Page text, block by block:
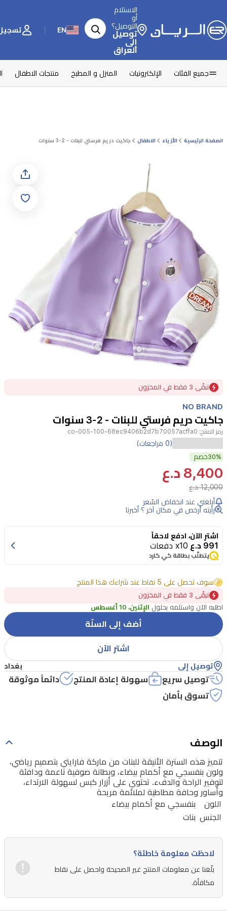
الاستلام
أو
التوصيل؟
توصيل
إلى
العراق
EN تسجيل
جميع الفئات الإلكترونيات المنزل و المطبخ منتجات الاطفال
الصفحة الرئيسية الأزياء الاطفال جاكيت دريم فرستي للبنات - 2-3 سنوات
1
تبقًى 3 فقط في المخزون
NO BRAND
جاكيت دريم فرستي للبنات - 2-3 سنوات
رمز المنتج: co-005-100-68ec9406b2d7b70057acffa0
هذه
السترة
الأنيقة
للبنات
ماركة
فارايتي
رياضي،
ولون
بنفسجي
مع
أكمام
بيضاء،
وبطانة
صوفية
ناعمة
الراحة
والدفء.
تحتوي
على
أزرار
كبس
لسهولة
الارتداء،
وأساور
وحافة
مطاطية
(0 مراجعات)
30%خصم
8,400 د.ع
12,000 د.ع
أبلغني عند انخفاض السّعر
رأيته أرخص في مكان آخر ؟ أخبرنا
اشترِ الآن، ادفع لاحقاً
991 د.ع x10 دفعات
يتطلّب بطاقة كي كارد
سوف تحصل على 5 نقاط عند شراءك هذا المنتج
تبقًى 3 فقط في المخزون
اطلبه الآن واستلمه بحلول الإثنين، 10 أغسطس
أضف إلى السلّة
اشتر الآن
توصيل إلى بغداد
توصيل سريع سهولة إعادة المنتج
دائماً موثوقة
تسوق بأمان
الوصف
تتميز هذه السترة الأنيقة للبنات من ماركة فارايتي بتصميم رياضي،
ولون بنفسجي مع أكمام بيضاء، وبطانة صوفية ناعمة ودافئة
لتوفير الراحة والدفء. تحتوي على أزرار كبس لسهولة الارتداء،
وأساور وحافة مطاطية لملائمة مريحة
اللون
بنفسجي مع أكمام بيضاء
الجنس بنات
لاحظت معلومة خاطئة؟
بلّغنا عن معلومات المنتج غير الصحيحة واحصل على نقاط
مكافأة.